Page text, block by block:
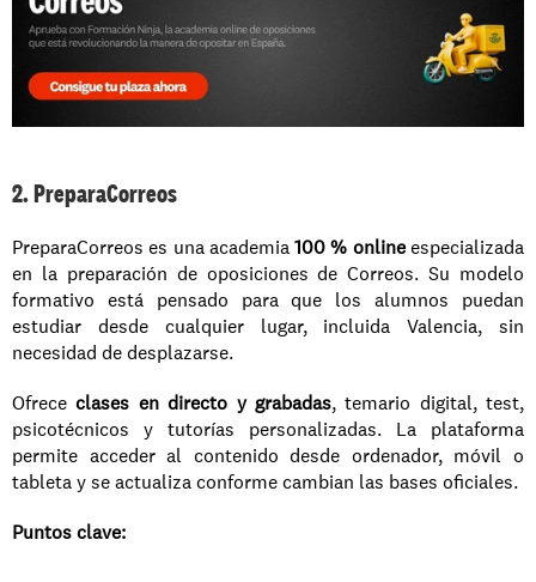
2. PreparaCorreos
PreparaCorreos es una academia 100 % online especializada
en la preparación de oposiciones de Correos. Su modelo
formativo está pensado para que los alumnos puedan
estudiar desde cualquier lugar, incluida Valencia, sin
necesidad de desplazarse.
Ofrece clases en directo y grabadas, temario digital, test,
psicotécnicos y tutorías personalizadas. La plataforma
permite acceder al contenido desde ordenador, móvil o
tableta y se actualiza conforme cambian las bases oficiales.
Puntos clave: